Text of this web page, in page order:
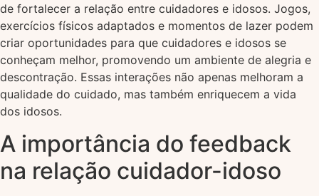
de fortalecer a relação entre cuidadores e idosos. Jogos,
exercícios físicos adaptados e momentos de lazer podem
criar oportunidades para que cuidadores e idosos se
conheçam melhor, promovendo um ambiente de alegria e
descontração. Essas interações não apenas melhoram a
qualidade do cuidado, mas também enriquecem a vida
dos idosos.
A importância do feedback
na relação cuidador-idoso